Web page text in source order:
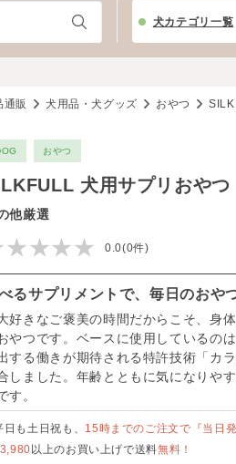
犬カテゴリ一覧
販 犬用品・犬グッズ おやつ
おやつ
犬用サプリおやつ
他厳選
0.0(0件)
るサプリメントで、毎日のおや
大好きなご褒美の時間だからこそ、身
やつです。ベースに使用しているの
する働きが期待される特許技術「カ
しました。年齢とともに気になりや
す。
日も土日祝も、 15時までのご注文で『当日発
以上のお買い上げで送料無料！